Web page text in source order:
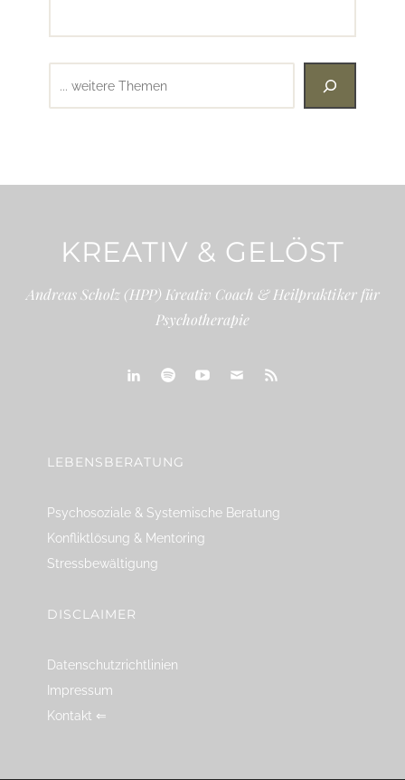
KREATIV & GELÖST
Andreas Scholz (HPP) Kreativ Coach & Heilpraktiker für
Psychotherapie
LEBENSBERATUNG
Psychosoziale & Systemische Beratung
Konfliktlösung & Mentoring
Stressbewältigung
DISCLAIMER
Datenschutzrichtlinien
Impressum
Kontakt ⇐